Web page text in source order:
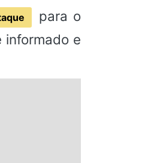
para o
informado e